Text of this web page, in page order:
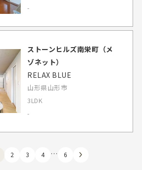
-
ストーンヒルズ南栄町（メ
ゾネット）
RELAX BLUE
山形県山形市
3LDK
-
2 3 4 … 6